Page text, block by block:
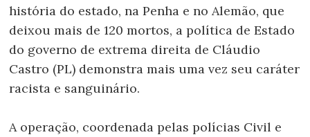
história do estado, na Penha e no Alemão, que
deixou mais de 120 mortos, a política de Estado
do governo de extrema direita de Cláudio
Castro (PL) demonstra mais uma vez seu caráter
racista e sanguinário.
A operação, coordenada pelas polícias Civil e